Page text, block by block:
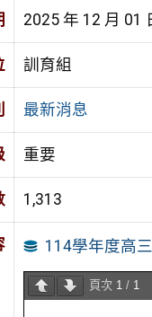
2025 年 12 月 01
訓育組
最新消息
重要
1,313
114學年度高
頁次 1/ 1